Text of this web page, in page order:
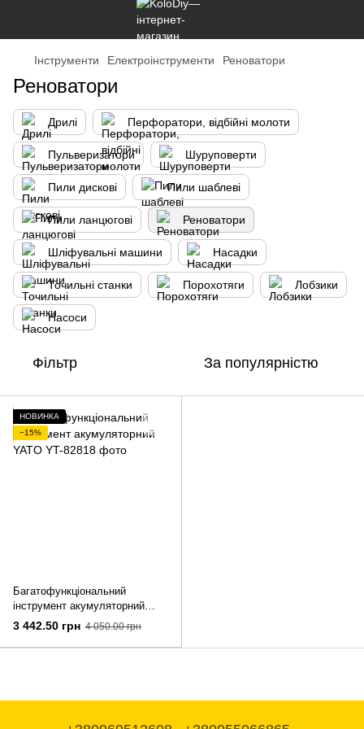
Інструменти Електроінструменти Реноватори
Реноватори
Дрилі Перфоратори, відбійні молоти
Пульверизатори Шуруповерти
Пили дискові Пили шаблеві
Пили ланцюгові Реноватори
Шліфувальні машини Насадки
Точильні станки Порохотяги Лобзики
Насоси
Фільтр За популярністю
НОВИНКА
−15%
Багатофункціональний
інструмент акумуляторний
YATO
3 442.50 грн 4 050.00 грн